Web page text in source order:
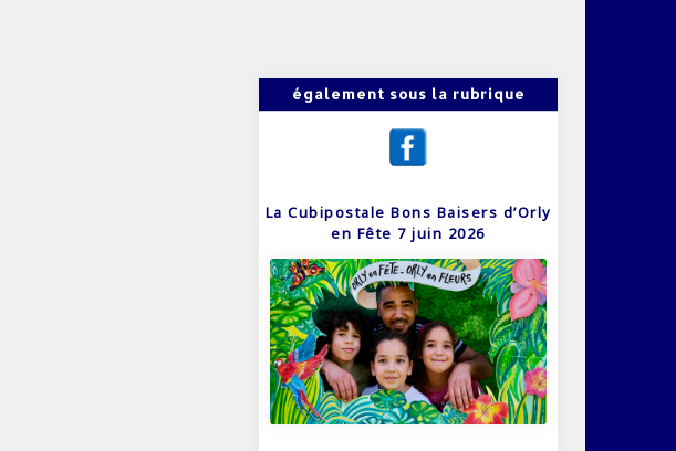
également sous la rubrique
La Cubipostale Bons Baisers d’Orly
en Fête 7 juin 2026